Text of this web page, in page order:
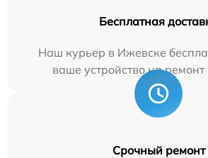
Бесплатная
Наш курьер в Ижевске
ваше устройство на ремонт
Срочный ремонт